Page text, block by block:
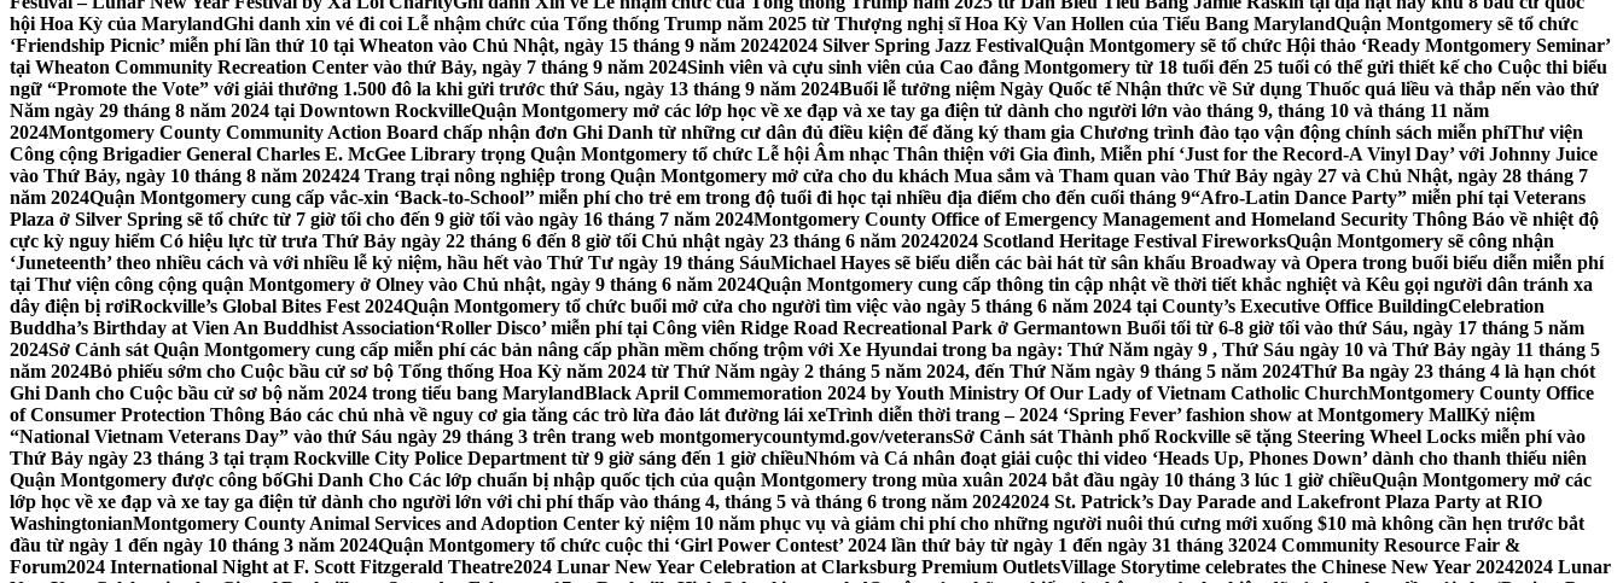
hội Hoa Kỳ của MarylandGhi danh xin vé đi coi Lễ nhậm chức của Tổng thống Trump năm 2025 từ Thượng nghị sĩ Hoa Kỳ Van Hollen của Tiểu Bang MarylandQuận Montgomery sẽ tổ chức
‘Friendship Picnic’ miễn phí lần thứ 10 tại Wheaton vào Chủ Nhật, ngày 15 tháng 9 năm 20242024 Silver Spring Jazz FestivalQuận Montgomery sẽ tổ chức Hội thảo ‘Ready Montgomery Seminar’
tại Wheaton Community Recreation Center vào thứ Bảy, ngày 7 tháng 9 năm 2024Sinh viên và cựu sinh viên của Cao đẳng Montgomery từ 18 tuổi đến 25 tuổi có thể gửi thiết kế cho Cuộc thi biểu
ngữ “Promote the Vote” với giải thưởng 1.500 đô la khi gửi trước thứ Sáu, ngày 13 tháng 9 năm 2024Buổi lễ tưởng niệm Ngày Quốc tế Nhận thức về Sử dụng Thuốc quá liều và thắp nến vào thứ
Năm ngày 29 tháng 8 năm 2024 tại Downtown RockvilleQuận Montgomery mở các lớp học về xe đạp và xe tay ga điện tử dành cho người lớn vào tháng 9, tháng 10 và tháng 11 năm
2024Montgomery County Community Action Board chấp nhận đơn Ghi Danh từ những cư dân đủ điều kiện để đăng ký tham gia Chương trình đào tạo vận động chính sách miễn phíThư viện
Công cộng Brigadier General Charles E. McGee Library trọng Quận Montgomery tổ chức Lễ hội Âm nhạc Thân thiện với Gia đình, Miễn phí ‘Just for the Record-A Vinyl Day’ với Johnny Juice
vào Thứ Bảy, ngày 10 tháng 8 năm 202424 Trang trại nông nghiệp trong Quận Montgomery mở cửa cho du khách Mua sắm và Tham quan vào Thứ Bảy ngày 27 và Chủ Nhật, ngày 28 tháng 7
năm 2024Quận Montgomery cung cấp vắc-xin ‘Back-to-School’’ miễn phí cho trẻ em trong độ tuổi đi học tại nhiều địa điểm cho đến cuối tháng 9“Afro-Latin Dance Party” miễn phí tại Veterans
Plaza ở Silver Spring sẽ tổ chức từ 7 giờ tối cho đến 9 giờ tối vào ngày 16 tháng 7 năm 2024Montgomery County Office of Emergency Management and Homeland Security Thông Báo về nhiệt độ
cực kỳ nguy hiểm Có hiệu lực từ trưa Thứ Bảy ngày 22 tháng 6 đến 8 giờ tối Chủ nhật ngày 23 tháng 6 năm 20242024 Scotland Heritage Festival FireworksQuận Montgomery sẽ công nhận
‘Juneteenth’ theo nhiều cách và với nhiều lễ kỷ niệm, hầu hết vào Thứ Tư ngày 19 tháng SáuMichael Hayes sẽ biểu diễn các bài hát từ sân khấu Broadway và Opera trong buổi biểu diễn miễn phí
tại Thư viện công cộng quận Montgomery ở Olney vào Chủ nhật, ngày 9 tháng 6 năm 2024Quận Montgomery cung cấp thông tin cập nhật về thời tiết khắc nghiệt và Kêu gọi người dân tránh xa
dây điện bị rơiRockville’s Global Bites Fest 2024Quận Montgomery tổ chức buổi mở cửa cho người tìm việc vào ngày 5 tháng 6 năm 2024 tại County’s Executive Office BuildingCelebration
Buddha’s Birthday at Vien An Buddhist Association‘Roller Disco’ miễn phí tại Công viên Ridge Road Recreational Park ở Germantown Buổi tối từ 6-8 giờ tối vào thứ Sáu, ngày 17 tháng 5 năm
2024Sở Cảnh sát Quận Montgomery cung cấp miễn phí các bản nâng cấp phần mềm chống trộm với Xe Hyundai trong ba ngày: Thứ Năm ngày 9 , Thứ Sáu ngày 10 và Thứ Bảy ngày 11 tháng 5
năm 2024Bỏ phiếu sớm cho Cuộc bầu cử sơ bộ Tổng thống Hoa Kỳ năm 2024 từ Thứ Năm ngày 2 tháng 5 năm 2024, đến Thứ Năm ngày 9 tháng 5 năm 2024Thứ Ba ngày 23 tháng 4 là hạn chót
Ghi Danh cho Cuộc bầu cử sơ bộ năm 2024 trong tiểu bang MarylandBlack April Commemoration 2024 by Youth Ministry Of Our Lady of Vietnam Catholic ChurchMontgomery County Office
of Consumer Protection Thông Báo các chủ nhà về nguy cơ gia tăng các trò lừa đảo lát đường lái xeTrình diễn thời trang – 2024 ‘Spring Fever’ fashion show at Montgomery MallKỷ niệm
“National Vietnam Veterans Day” vào thứ Sáu ngày 29 tháng 3 trên trang web montgomerycountymd.gov/veteransSở Cảnh sát Thành phố Rockville sẽ tặng Steering Wheel Locks miễn phí vào
Thứ Bảy ngày 23 tháng 3 tại trạm Rockville City Police Department từ 9 giờ sáng đến 1 giờ chiềuNhóm và Cá nhân đoạt giải cuộc thi video ‘Heads Up, Phones Down’ dành cho thanh thiếu niên
Quận Montgomery được công bốGhi Danh Cho Các lớp chuẩn bị nhập quốc tịch của quận Montgomery trong mùa xuân 2024 bắt đầu ngày 10 tháng 3 lúc 1 giờ chiềuQuận Montgomery mở các
lớp học về xe đạp và xe tay ga điện tử dành cho người lớn với chi phí thấp vào tháng 4, tháng 5 và tháng 6 trong năm 20242024 St. Patrick’s Day Parade and Lakefront Plaza Party at RIO
WashingtonianMontgomery County Animal Services and Adoption Center kỷ niệm 10 năm phục vụ và giảm chi phí cho những người nuôi thú cưng mới xuống $10 mà không cần hẹn trước bắt
đầu từ ngày 1 đến ngày 10 tháng 3 năm 2024Quận Montgomery tổ chức cuộc thi ‘Girl Power Contest’ 2024 lần thứ bảy từ ngày 1 đến ngày 31 tháng 32024 Community Resource Fair &
Forum2024 International Night at F. Scott Fitzgerald Theatre2024 Lunar New Year Celebration at Clarksburg Premium OutletsVillage Storytime celebrates the Chinese New Year 20242024 Lunar